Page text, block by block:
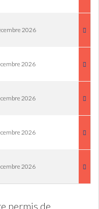
2026
2026
2026
2026
2026
permis de